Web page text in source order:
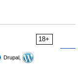
18+
Drupal,